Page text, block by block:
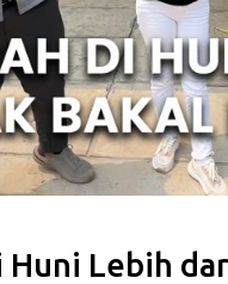
Lebih